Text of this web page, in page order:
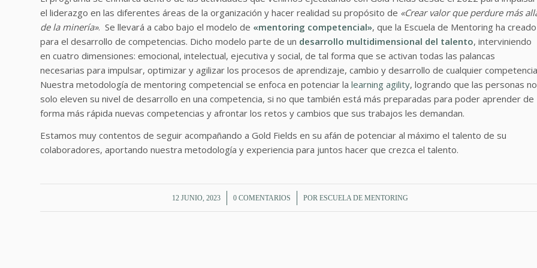
el liderazgo en las diferentes áreas de la organización y hacer realidad su propósito de «Crear valor que perdure más
de la minería». Se llevará a cabo bajo el modelo de «mentoring competencial», que la Escuela de Mentoring ha creado
para el desarrollo de competencias. Dicho modelo parte de un desarrollo multidimensional del talento, interviniendo
en cuatro dimensiones: emocional, intelectual, ejecutiva y social, de tal forma que se activan todas las palancas
necesarias para impulsar, optimizar y agilizar los procesos de aprendizaje, cambio y desarrollo de cualquier
Nuestra metodología de mentoring competencial se enfoca en potenciar la learning agility, logrando que las personas no
solo eleven su nivel de desarrollo en una competencia, si no que también está más preparadas para poder aprender de
forma más rápida nuevas competencias y afrontar los retos y cambios que sus trabajos les demandan.
Estamos muy contentos de seguir acompañando a Gold Fields en su afán de potenciar al máximo el talento de su
colaboradores, aportando nuestra metodología y experiencia para juntos hacer que crezca el talento.
12 JUNIO, 2023
/ 0 COMENTARIOS
/ POR ESCUELA DE MENTORING